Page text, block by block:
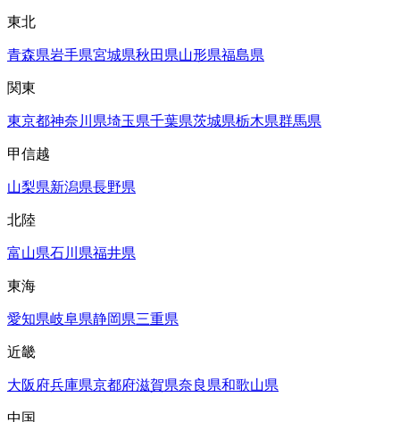
東北
青森県岩手県宮城県秋田県山形県福島県
関東
東京都神奈川県埼玉県千葉県茨城県栃木県群馬県
甲信越
山梨県新潟県長野県
北陸
富山県石川県福井県
東海
愛知県岐阜県静岡県三重県
近畿
大阪府兵庫県京都府滋賀県奈良県和歌山県
中国